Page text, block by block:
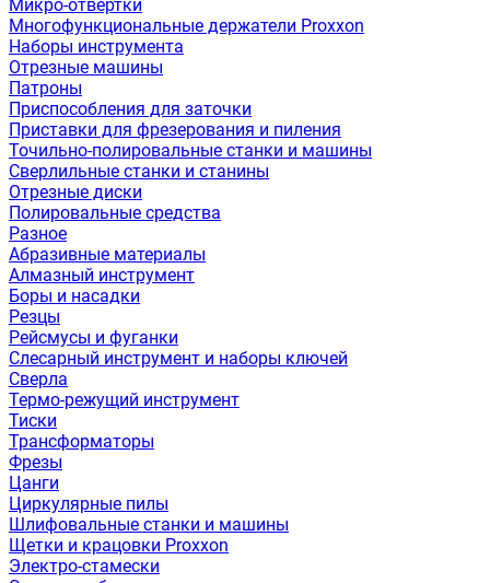
Микро-отвертки
Многофункциональные держатели Proxxon
Наборы инструмента
Отрезные машины
Патроны
Приспособления для заточки
Приставки для фрезерования и пиления
Точильно-полировальные станки и машины
Сверлильные станки и станины
Отрезные диски
Полировальные средства
Разное
Абразивные материалы
Алмазный инструмент
Боры и насадки
Резцы
Рейсмусы и фуганки
Слесарный инструмент и наборы ключей
Сверла
Термо-режущий инструмент
Тиски
Трансформаторы
Фрезы
Цанги
Циркулярные пилы
Шлифовальные станки и машины
Щетки и крацовки Proxxon
Электро-стамески